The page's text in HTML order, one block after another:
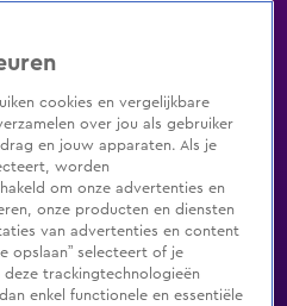
Zenders Genres
Shop
cookies en vergelijkbare
over jou als gebruiker
en jouw apparaten. Als je
worden
om onze advertenties en
onze producten en diensten
van advertenties en content
opslaan” selecteert of je
trackingtechnologieën
enkel functionele en essentiële